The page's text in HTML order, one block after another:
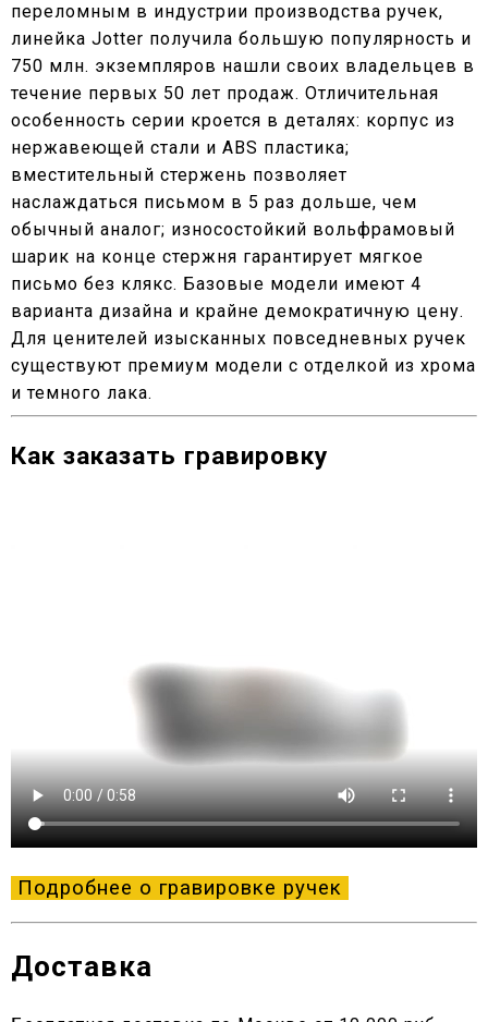
переломным в индустрии производства ручек,
линейка Jotter получила большую популярность и
750 млн. экземпляров нашли своих владельцев в
течение первых 50 лет продаж. Отличительная
особенность серии кроется в деталях: корпус из
нержавеющей стали и ABS пластика;
вместительный стержень позволяет
наслаждаться письмом в 5 раз дольше, чем
обычный аналог; износостойкий вольфрамовый
шарик на конце стержня гарантирует мягкое
письмо без клякс. Базовые модели имеют 4
варианта дизайна и крайне демократичную цену.
Для ценителей изысканных повседневных ручек
существуют премиум модели с отделкой из хрома
и темного лака.
Как заказать гравировку
Подробнее о гравировке ручек
Доставка